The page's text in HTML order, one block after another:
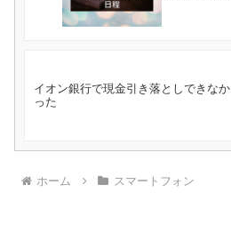
イオン銀行で現金引き落としできなか
った
ホーム スマートフォン